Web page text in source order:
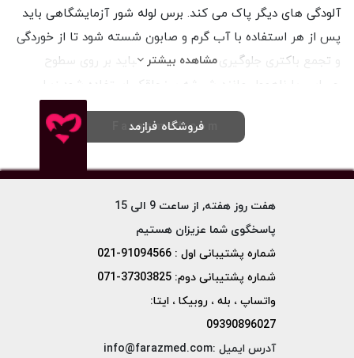
آلودگی های دیگر پاک می کند. برس لوله شور آزمایشگاهی باید
پس از هر استفاده با آب گرم و صابون شسته شود تا از خوردگی
و تجمع باکتری جلوگیری شود. این برس نباید بر روی سطوح
ممکن است خط و خش ایجاد کند یا شکستگی را تشدید کند.
انواع و مدل فرچه لوله شور آزمایشگاهی
فرچهلوله شور آزمایشگاهییک وسیله کاربردی است که برای
تمیز کردن داخل لوله های شیشه ای یا پلاستیکی استفاده می
شود. این برس ها معمولا از سیم یا نایلون سخت و مقاوم در برابر
حرارت و مواد شیمیایی ساخته شده اند و دارای دسته ای انعطاف
پذیر هستند که به راحتی در لوله های خمیده یا تنگ قابل
عبورند. برس لوله شور آزمایشگاهی در انواع و مدل های مختلف و
با سایز های کوچک، متوسط و بزرگ عرضه می شود. سایز برس
باید با قطر داخلی لوله منطبق باشد تا بتواند آلودگی ها را به
مشاهده بیشتر
فروشگاه فرازمد
Farazmed.com
هفت روز هفته, از ساعت 9 الی 15
پاسخگوی شما عزیزان هستیم
شماره پشتیبانی اول : 91094566-021
شماره پشتیبانی دوم: 37303825-071
واتساپ ، بله ، روبیکا ، ایتا:
09390896027
آدرس ایمیل :info@farazmed.com